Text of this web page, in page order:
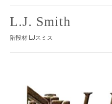
L.J. Smith
階段材 LJスミス